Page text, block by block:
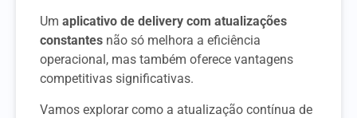
Um aplicativo de delivery com atualizações
constantes não só melhora a eficiência
operacional, mas também oferece vantagens
competitivas significativas.
Vamos explorar como a atualização contínua de